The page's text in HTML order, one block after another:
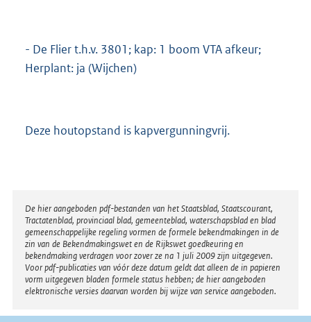
3
- De Flier t.h.v. 3801; kap: 1 boom VTA afkeur;
Herplant: ja (Wijchen)
Deze houtopstand is kapvergunningvrij.
Disclaimer
De hier aangeboden pdf-bestanden van het Staatsblad, Staatscourant,
Tractatenblad, provinciaal blad, gemeenteblad, waterschapsblad en blad
gemeenschappelijke regeling vormen de formele bekendmakingen in de
zin van de Bekendmakingswet en de Rijkswet goedkeuring en
bekendmaking verdragen voor zover ze na 1 juli 2009 zijn uitgegeven.
Voor pdf-publicaties van vóór deze datum geldt dat alleen de in papieren
vorm uitgegeven bladen formele status hebben; de hier aangeboden
elektronische versies daarvan worden bij wijze van service aangeboden.